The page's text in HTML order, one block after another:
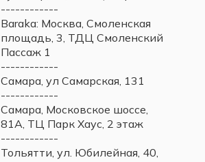
------------
Baraka: Москва, Смоленская
площадь, 3, ТДЦ Смоленский
Пассаж 1
------------
Самара, ул Самарская, 131
------------
Самара, Московское шоссе,
81А, ТЦ Парк Хаус, 2 этаж
------------
Тольятти, ул. Юбилейная, 40,